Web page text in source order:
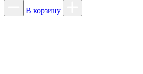
В корзину